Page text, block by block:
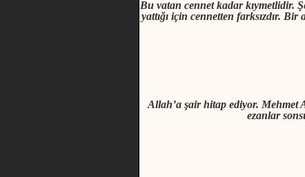
Bu vatan cennet kadar kıymetlidir.
yattığı için cennetten farksızdır. Bir
Allah’a şair hitap ediyor. Mehmet
ezanlar